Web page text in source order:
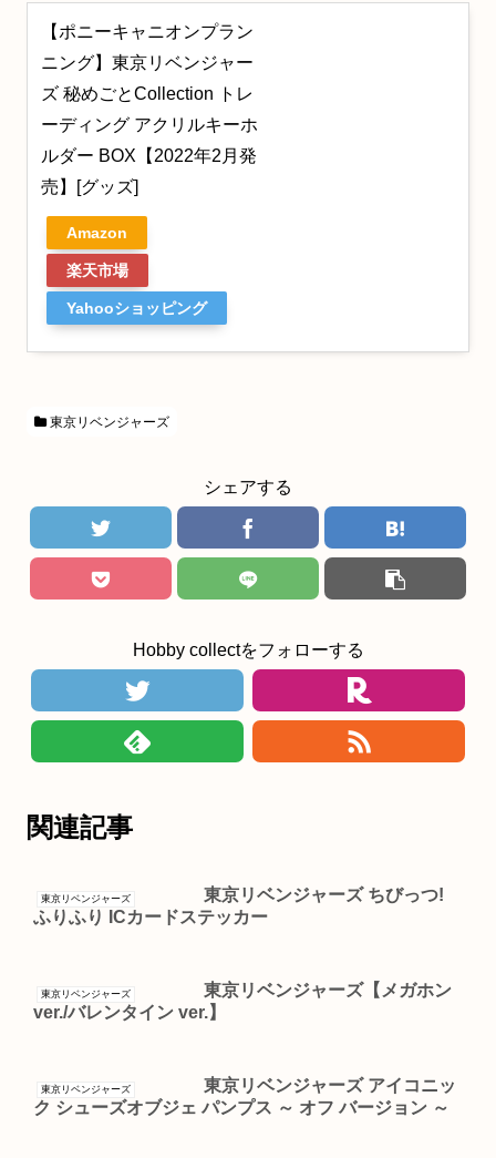
【ポニーキャニオンプラン
ニング】東京リベンジャー
ズ 秘めごとCollection トレ
ーディング アクリルキーホ
ルダー BOX【2022年2月発
売】[グッズ]
Amazon
楽天市場
Yahooショッピング
東京リベンジャーズ
シェアする
Hobby collectをフォローする
関連記事
東京リベンジャーズ
東京リベンジャーズ ちびっつ!
ふりふり ICカードステッカー
東京リベンジャーズ
東京リベンジャーズ【メガホン
ver./バレンタイン ver.】
東京リベンジャーズ
東京リベンジャーズ アイコニッ
ク シューズオブジェ パンプス ～ オフ バージョン ～